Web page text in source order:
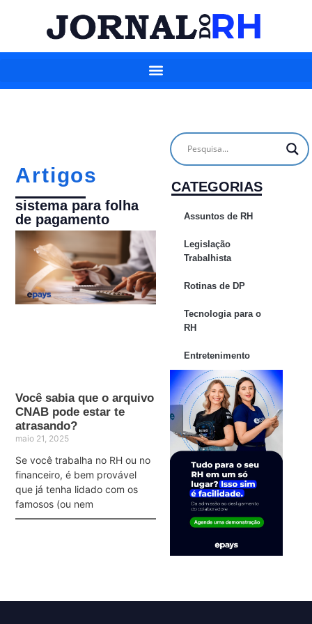
Artigos
sistema para folha
de pagamento
Você sabia que o arquivo
CNAB pode estar te
atrasando?
maio 21, 2025
Se você trabalha no RH ou no
financeiro, é bem provável
que já tenha lidado com os
famosos (ou nem
CATEGORIAS
Assuntos de RH
Legislação
Trabalhista
Rotinas de DP
Tecnologia para o
RH
Entretenimento